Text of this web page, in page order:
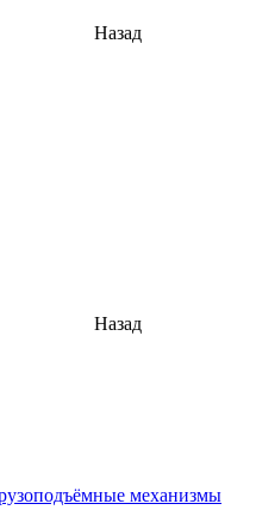
Назад
Назад
механизмы